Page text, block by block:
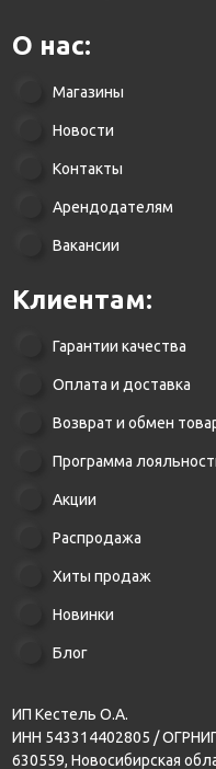
О нас:
Магазины
Новости
Контакты
Арендодателям
Вакансии
Клиентам:
Гарантии качества
Оплата и доставка
Возврат и обмен
Программа
Акции
Распродажа
Хиты продаж
Новинки
Блог
ИП Кестель О.А.
ИНН 543314402805 /
630559, Новосибирская